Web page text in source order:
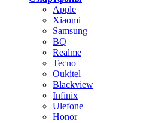
Apple
Xiaomi
Samsung
BQ
Realme
Tecno
Oukitel
Blackview
Infinix
Ulefone
Honor